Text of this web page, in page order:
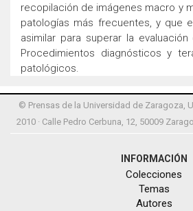
recopilación de imágenes macro y
patologías más frecuentes, y que
asimilar para superar la
Procedimientos diagnósticos y
patológicos.
© Prensas de la Universidad de Zaragoza,
2010 · Calle Pedro Cerbuna, 12, 50009
INFORMACIÓN
Colecciones
Temas
Autores